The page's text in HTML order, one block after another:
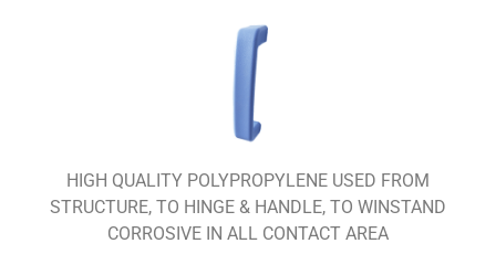
HIGH QUALITY POLYPROPYLENE USED FROM
STRUCTURE, TO HINGE & HANDLE, TO WINSTAND
CORROSIVE IN ALL CONTACT AREA